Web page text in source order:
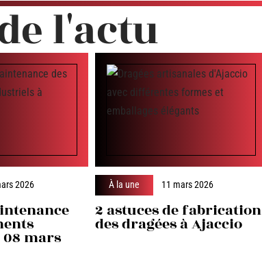
l'actu
2026
mars
À la une 11 mars 2026
2 astuces de fabrication
des dragées à Ajaccio